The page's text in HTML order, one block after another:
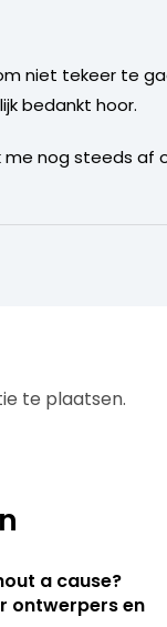
niet tekeer te
bedankt hoor.
me nog steeds
te plaatsen.
a cause?
ontwerpers en